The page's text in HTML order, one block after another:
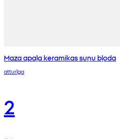
Maza apaļa keramikas suņu bļoda
atturīga
2